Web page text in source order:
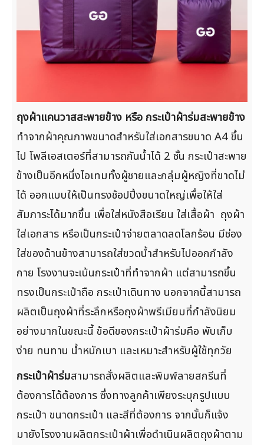
ถุงผ้าแคนวาสสะพายข้าง หรือ กระเป๋าผ้าร่มสะพายข้าง
ทำจากผ้าคุณภาพขนาดสำหรับใส่เอกสารขนาด A4 ขึ้น
ไป โพลีเอสเตอร์ที่สามารถกันน้ำได้ 2 ชั้น กระเป๋าสะพาย
ข้างเป็นอีกหนึ่งไอเทมทั้งผู้ชายและกลุ่มผู้หญิงที่ขาดไม่
ได้ ออกแบบให้เป็นทรงช้อปปิ้งขนาดใหญ่เพื่อให้ใส่
สัมภาระได้มากขึ้น เพื่อใส่หนังสือเรียน ใส่เสื้อผ้า ถุงผ้า
ใส่เอกสาร หรือเป็นกระเป๋าจ่ายตลาดลดโลกร้อน มีช่อง
ใส่ของด้านข้างสามารถใส่ขวดน้ำสำหรับไปออกกำลัง
กาย โรงงานจะเน้นกระเป๋าที่ทำจากผ้า แต่สามารถขึ้น
ทรงเป็นกระเป๋าถือ กระเป๋าเดินทาง นอกจากนี้สามารถ
ผลิตเป็นถุงผ้าที่ระลึกหรือถุงผ้าพรีเมียมที่กำลังนิยม
อย่างมากในขณะนี้ ข้อดีของกระเป๋าผ้าร่มคือ พับเก็บ
ง่าย ทนทาน น้ำหนักเบา และเหมาะสำหรับผู้ใช้ทุกวัย
กระเป๋าผ้าร่มสามารถสั่งผลิตและพิมพ์ลายสกรีนที่
ต้องการได้ต้องการ ซึ่งทางลูกค้าเพียงระบุกรูปแบบ
กระเป๋า ขนาดกระเป๋า และสีที่ต้องการ จากนั้นก็แจ้ง
มายังโรงงานผลิตกระเป๋าผ้าเพื่อดำเนินผลิตถุงผ้าตาม